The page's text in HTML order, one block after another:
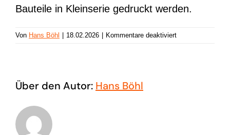
Bauteile in Kleinserie gedruckt werden.
Von Hans Böhl | 18.02.2026 | Kommentare deaktiviertfür
Über den Autor: Hans Böhl